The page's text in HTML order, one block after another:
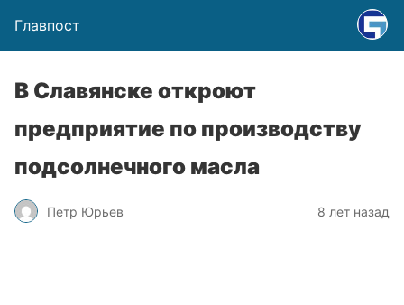
Главпост
В Славянске откроют
предприятие по производству
подсолнечного масла
Петр Юрьев 8 лет назад